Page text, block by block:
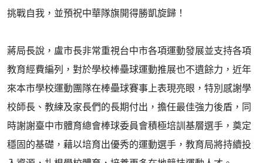
挑戰自我，並預祝中華隊旗開得勝凱旋歸！
蔣局長說，盧市長非常重視台中市各項運動發展並支持各項
教育經費編列，對於學校棒壘球運動推展也不遺餘力，近年
來本市學校運動團隊在棒壘球賽事上表現亮眼，特別感謝學
校師長、教練及家長們的長期付出，擔任最佳強力後盾，同
時謝謝臺中市體育總會棒球委員會積極培訓基層選手，奠定
穩固的基礎，藉以培育出優秀的運動選手，教育局將持續投